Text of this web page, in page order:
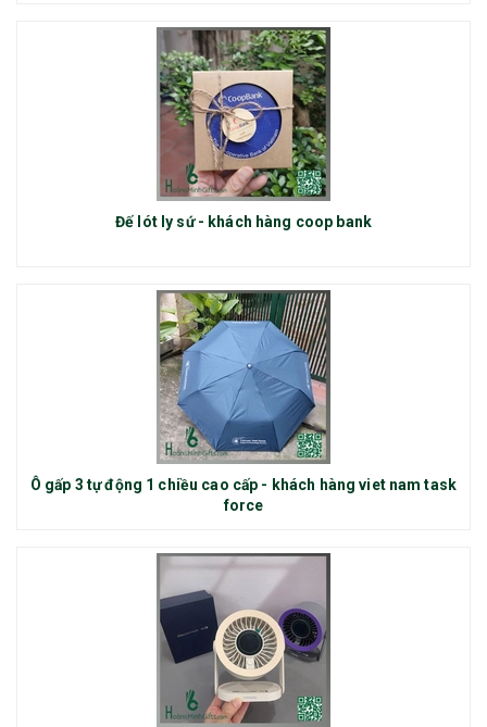
Đế lót ly sứ - khách hàng coop bank
Ô gấp 3 tự động 1 chiều cao cấp - khách hàng viet nam task
force